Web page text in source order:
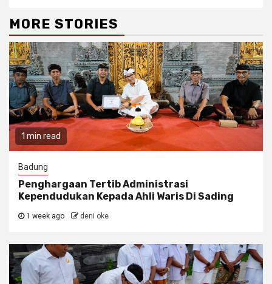
MORE STORIES
1 min read
Badung
Penghargaan Tertib Administrasi
Kependudukan Kepada Ahli Waris Di Sading
1 week ago deni oke